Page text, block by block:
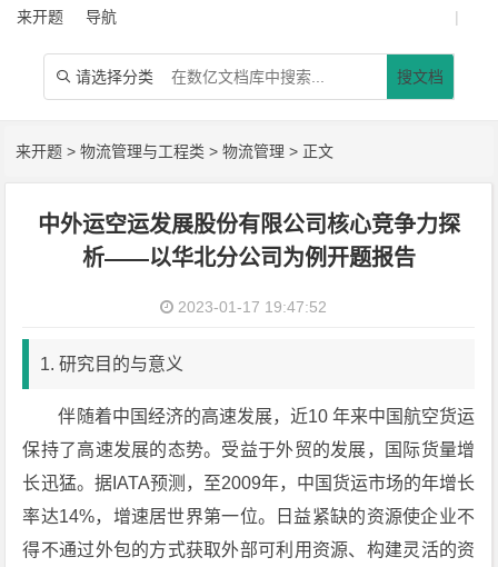
来开题 导航 |
 请选择分类 搜文档
来开题 >物流管理与工程类 >物流管理 > 正文
中外运空运发展股份有限公司核心竞争力探
析——以华北分公司为例开题报告
2023-01-17 19:47:52
1. 研究目的与意义
伴随着中国经济的高速发展，近10 年来中国航空货运
保持了高速发展的态势。受益于外贸的发展，国际货量增
长迅猛。据IATA预测，至2009年，中国货运市场的年增长
率达14%，增速居世界第一位。日益紧缺的资源使企业不
得不通过外包的方式获取外部可利用资源、构建灵活的资